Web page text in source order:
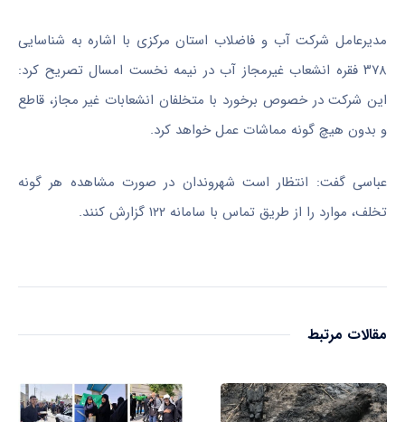
مدیرعامل شرکت آب و فاضلاب استان مرکزی با اشاره به شناسایی
۳۷۸ فقره انشعاب غیرمجاز آب در نیمه نخست امسال تصریح کرد:
این شرکت در خصوص برخورد با متخلفان انشعابات غیر مجاز، قاطع
و بدون هیچ گونه مماشات عمل خواهد کرد.
عباسی گفت: انتظار است شهروندان در صورت مشاهده هر گونه
تخلف، موارد را از طریق تماس با سامانه ۱۲۲ گزارش کنند.
مقالات مرتبط